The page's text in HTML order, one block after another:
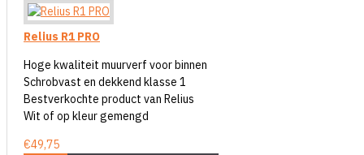
Relius R1 PRO
Hoge kwaliteit muurverf voor binnen
Schrobvast en dekkend klasse 1
Bestverkochte product van Relius
Wit of op kleur gemengd
€49,75